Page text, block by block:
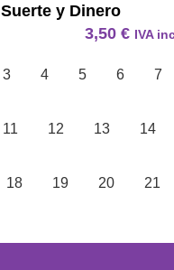
Suerte y Dinero
3,50 € IVA
3 4 5 6 7
11 12 13 14
18 19 20 21